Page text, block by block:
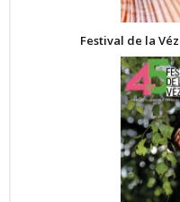
Festival de la